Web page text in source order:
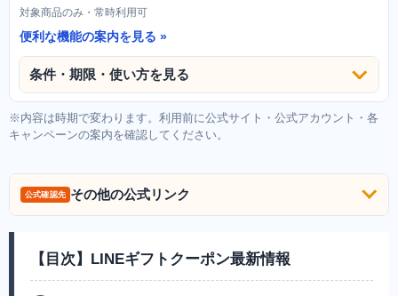
対象商品のみ・常時利用可
便利な機能の案内を見る
条件・期限・使い方を見る
※内容は時期で変わります。利用前に公式サイト・公式アカウント・各
キャンペーンの案内を確認してください。
公式確認先 その他の公式リンク
【目次】LINEギフトクーポン最新情報